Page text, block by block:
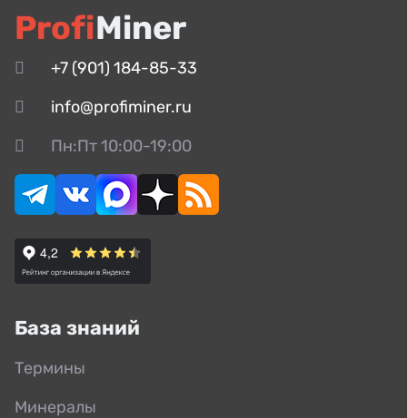
ProfiMiner
+7 (901) 184-85-33
info@profiminer.ru
Пн:Пт 10:00-19:00
База знаний
Термины
Минералы